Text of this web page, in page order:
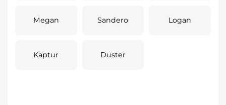
Megan Sandero Logan
Kaptur Duster